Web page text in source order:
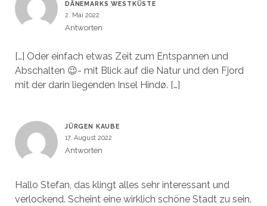
DÄNEMARKS WESTKÜSTE
2. Mai 2022
Antworten
[…] Oder einfach etwas Zeit zum Entspannen und
Abschalten 😉- mit Blick auf die Natur und den Fjord
mit der darin liegenden Insel Hindø. […]
JÜRGEN KAUBE
17. August 2022
Antworten
Hallo Stefan, das klingt alles sehr interessant und
verlockend. Scheint eine wirklich schöne Stadt zu sein.